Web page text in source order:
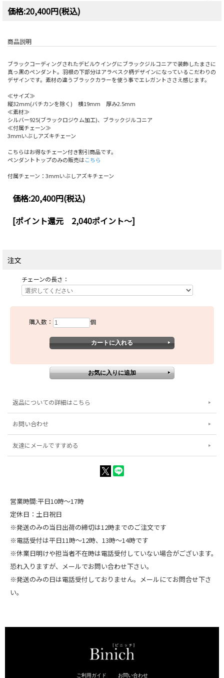
価格:20,400円(税込)
商品説明
ブラックコーディングされたデビルウイングにブラックジルコニアで装飾したまさに
真っ黒のペンダント。羽根の下部分はアラベスク柄デザインになっているこだわりの
デザインです。素材の違うブラックカラーを使う事でエレガントささえ感じます。
≪サイズ≫
縦32mm(バチカンを除く) 横19mm 厚み2.5mm
≪素材≫
シルバー925(ブラックロジウム加工)、ブラックジルコニア
≪付属チェーン≫
3mmいぶしアズキチェーン
こちらはお得なチェーン付き割引商品です。
ペンダントトップのみの販売はこちら
付属チェーン：3mmいぶしアズキチェーン
価格:20,400円(税込)
[ポイント還元 2,040ポイント～]
注文
チェーンの長さ：
購入数： 個
返品についての詳細はこちら
お問い合わせ
友達にメールですすめる
営業時間:平日10時～17時
定休日：土日祝日
※発送のみの当日出荷の締切は12時までのご注文です
※電話受付は平日11時～12時、13時～14時です
※休業日明けや担当者不在時は電話受付していない場合がございます。
恐れ入りますが、メールでお問い合わせ下さい。
※発送のみの日は電話受付しておりません。メールにてお問合せ下さ
い。